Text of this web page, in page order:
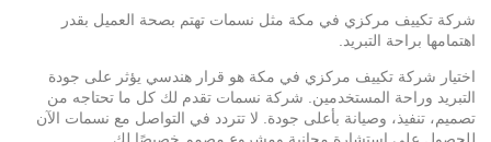
شركة تكييف مركزي في مكة مثل نسمات تهتم بصحة العميل بقدر
اهتمامها براحة التبريد.
اختيار شركة تكييف مركزي في مكة هو قرار هندسي يؤثر على جودة
التبريد وراحة المستخدمين. شركة نسمات تقدم لك كل ما تحتاجه من
تصميم، تنفيذ، وصيانة بأعلى جودة. لا تتردد في التواصل مع نسمات الآن